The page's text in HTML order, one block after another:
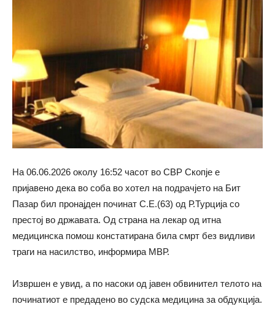
На 06.06.2026 околу 16:52 часот во СВР Скопје е
пријавено дека во соба во хотел на подрачјето на Бит
Пазар бил пронајден починат С.Е.(63) од Р.Турција со
престој во државата. Од страна на лекар од итна
медицинска помош констатирана била смрт без видливи
траги на насилство, информира МВР.
Извршен е увид, а по насоки од јавен обвинител телото на
починатиот е предадено во судска медицина за обдукција.